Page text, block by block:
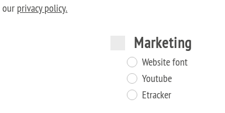
our privacy policy.
Marketing
Website font
Youtube
Etracker